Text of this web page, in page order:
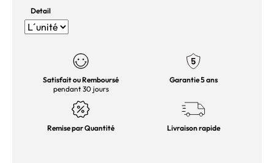
Detail
Satisfait ou Remboursé
pendant 30 jours
Garantie 5 ans
Remise par Quantité Livraison rapide